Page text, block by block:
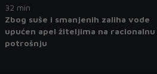
32 min
Zbog suše i smanjenih zaliha vode
upućen apel žiteljima na racionalnu
potrošnju